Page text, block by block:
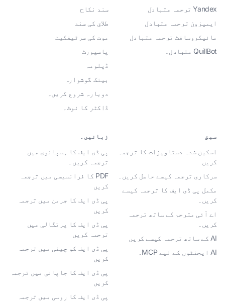
Yandex ترجمہ متبادل
ایمیزون ترجمہ متبادل
مائیکروسافٹ ترجمہ متبادل
QuillBot متبادل۔
سند نکاح
طلاق کی سند
موت کی سرٹیفکیٹ
پاسپورٹ
ڈپلومہ
بینک گوشوارہ
دوبارہ شروع کریں۔
ڈاکٹر کا نوٹ۔
سبق
اسکین شدہ دستاویزات کا ترجمہ
کریں
سرکاری ترجمہ کیسے حاصل کریں۔
مکمل پی ڈی ایف کا ترجمہ کیسے
کریں۔
اے آئی مترجم کے ساتھ ترجمہ
کریں۔
AI کے ساتھ ترجمہ کیسے کریں
AI ایجنٹوں کے لیے MCP۔
زبانیں۔
پی ڈی ایف کا ہسپانوی میں
ترجمہ کریں۔
PDF کا فرانسیسی میں ترجمہ
کریں
پی ڈی ایف کا جرمن میں ترجمہ
کریں
پی ڈی ایف کا پرتگالی میں
ترجمہ کریں
پی ڈی ایف کو چینی میں ترجمہ
کریں
پی ڈی ایف کا جاپانی میں ترجمہ
کریں
پی ڈی ایف کا روسی میں ترجمہ